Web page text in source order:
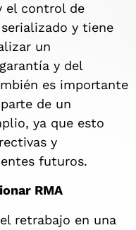
el control de
y tiene
un
y del
es importante
de un
ya que esto
y
futuros.
RMA
retrabajo en una